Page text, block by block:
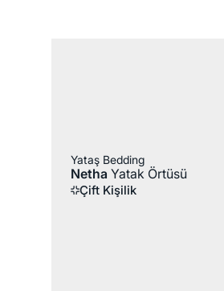
Yataş Bedding
Netha Yatak Örtüsü
Çift Kişilik